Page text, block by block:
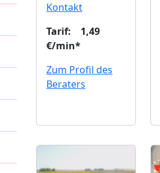
Kontakt
Tarif: 1,49
€/min*
Zum Profil des
Beraters